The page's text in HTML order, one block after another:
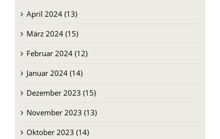
April 2024 (13)
März 2024 (15)
Februar 2024 (12)
Januar 2024 (14)
Dezember 2023 (15)
November 2023 (13)
Oktober 2023 (14)